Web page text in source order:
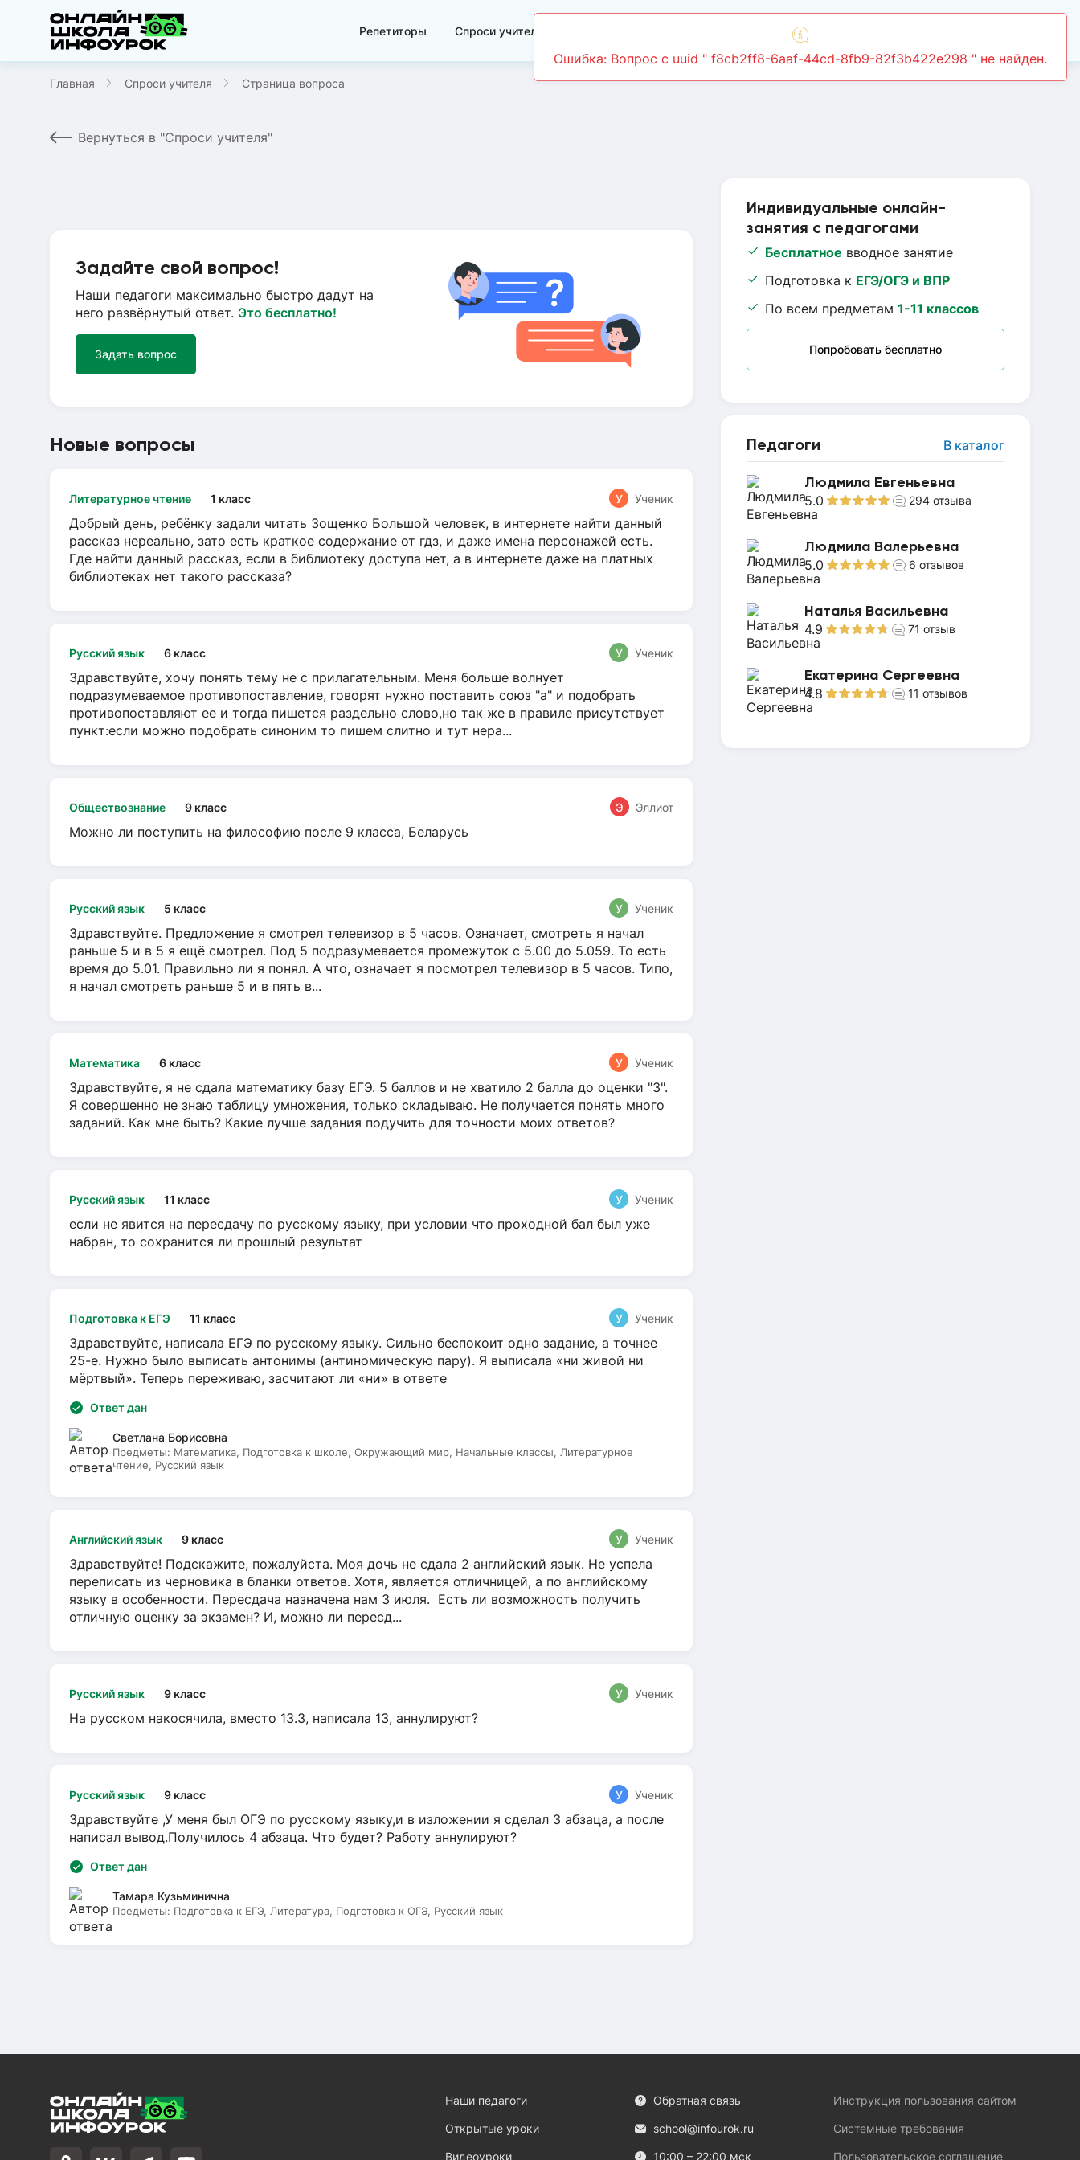
Репетиторы Спроси учителя
Ошибка: Вопрос c uuid " f8cb2ff8-6aaf-44cd-8fb9-82f3b422e298 " не найден.
Главная Спроси учителя Страница вопроса
Вернуться в "Спроси учителя"
Индивидуальные онлайн-
занятия с педагогами
Бесплатное вводное занятие
Подготовка к ЕГЭ/ОГЭ и ВПР
По всем предметам 1-11 классов
Попробовать бесплатно
Педагоги В каталог
Людмила Евгеньевна
5.0 294 отзыва
Людмила Валерьевна
5.0 6 отзывов
Наталья Васильевна
4.9 71 отзыв
Екатерина Сергеевна
4.8 11 отзывов
Задайте свой вопрос!
Наши педагоги максимально быстро дадут на
него развёрнутый ответ. Это бесплатно!
Задать вопрос
Новые вопросы
Литературное чтение 1 класс У Ученик
Добрый день, ребёнку задали читать Зощенко Большой человек, в интернете найти данный
рассказ нереально, зато есть краткое содержание от гдз, и даже имена персонажей есть.
Где найти данный рассказ, если в библиотеку доступа нет, а в интернете даже на платных
библиотеках нет такого рассказа?
Русский язык 6 класс У Ученик
Здравствуйте, хочу понять тему не с прилагательным. Меня больше волнует
подразумеваемое противопоставление, говорят нужно поставить союз "а" и подобрать
противопоставляют ее и тогда пишется раздельно слово,но так же в правиле присутствует
пункт:если можно подобрать синоним то пишем слитно и тут нера...
Обществознание 9 класс Э Эллиот
Можно ли поступить на философию после 9 класса, Беларусь
Русский язык 5 класс У Ученик
Здравствуйте. Предложение я смотрел телевизор в 5 часов. Означает, смотреть я начал
раньше 5 и в 5 я ещё смотрел. Под 5 подразумевается промежуток с 5.00 до 5.059. То есть
время до 5.01. Правильно ли я понял. А что, означает я посмотрел телевизор в 5 часов. Типо,
я начал смотреть раньше 5 и в пять в...
Математика 6 класс У Ученик
Здравствуйте, я не сдала математику базу ЕГЭ. 5 баллов и не хватило 2 балла до оценки "3".
Я совершенно не знаю таблицу умножения, только складываю. Не получается понять много
заданий. Как мне быть? Какие лучше задания подучить для точности моих ответов?
Русский язык 11 класс У Ученик
если не явится на пересдачу по русскому языку, при условии что проходной бал был уже
набран, то сохранится ли прошлый результат
Подготовка к ЕГЭ 11 класс У Ученик
Здравствуйте, написала ЕГЭ по русскому языку. Сильно беспокоит одно задание, а точнее
25-е. Нужно было выписать антонимы (антиномическую пару). Я выписала «ни живой ни
мёртвый». Теперь переживаю, засчитают ли «ни» в ответе
Ответ дан
Светлана Борисовна
Предметы: Математика, Подготовка к школе, Окружающий мир, Начальные классы, Литературное
чтение, Русский язык
Английский язык 9 класс У Ученик
Здравствуйте! Подскажите, пожалуйста. Моя дочь не сдала 2 английский язык. Не успела
переписать из черновика в бланки ответов. Хотя, является отличницей, а по английскому
языку в особенности. Пересдача назначена нам 3 июля. Есть ли возможность получить
отличную оценку за экзамен? И, можно ли пересд...
Русский язык 9 класс У Ученик
На русском накосячила, вместо 13.3, написала 13, аннулируют?
Русский язык 9 класс У Ученик
Здравствуйте ,У меня был ОГЭ по русскому языку,и в изложении я сделал 3 абзаца, а после
написал вывод.Получилось 4 абзаца. Что будет? Работу аннулируют?
Ответ дан
Тамара Кузьминична
Предметы: Подготовка к ЕГЭ, Литература, Подготовка к ОГЭ, Русский язык
Наши педагоги
Открытые уроки
Видеоуроки
Обратная связь
school@infourok.ru
10:00 – 22:00 мск
Инструкция пользования сайтом
Системные требования
Пользовательское соглашение